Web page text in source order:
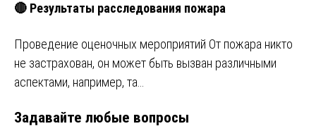
🔴 Результаты расследования пожара
Проведение оценочных мероприятий От пожара никто
не застрахован, он может быть вызван различными
аспектами, например, та…
Задавайте любые вопросы